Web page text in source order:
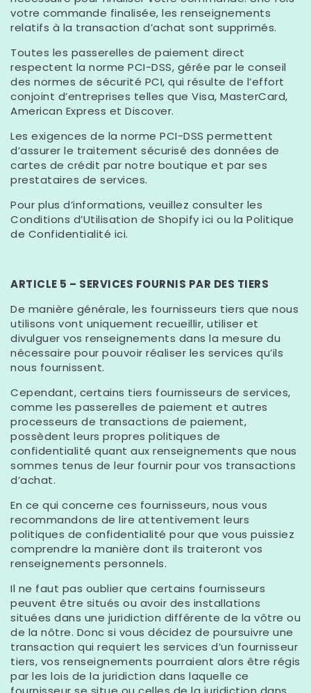
votre commande finalisée, les renseignements
relatifs à la transaction d’achat sont supprimés.
Toutes les passerelles de paiement direct
respectent la norme PCI-DSS, gérée par le conseil
des normes de sécurité PCI, qui résulte de l’effort
conjoint d’entreprises telles que Visa, MasterCard,
American Express et Discover.
Les exigences de la norme PCI-DSS permettent
d’assurer le traitement sécurisé des données de
cartes de crédit par notre boutique et par ses
prestataires de services.
Pour plus d’informations, veuillez consulter les
Conditions d’Utilisation de Shopify ici ou la Politique
de Confidentialité ici.
ARTICLE 5 – SERVICES FOURNIS PAR DES TIERS
De manière générale, les fournisseurs tiers que nous
utilisons vont uniquement recueillir, utiliser et
divulguer vos renseignements dans la mesure du
nécessaire pour pouvoir réaliser les services qu’ils
nous fournissent.
Cependant, certains tiers fournisseurs de services,
comme les passerelles de paiement et autres
processeurs de transactions de paiement,
possèdent leurs propres politiques de
confidentialité quant aux renseignements que nous
sommes tenus de leur fournir pour vos transactions
d’achat.
En ce qui concerne ces fournisseurs, nous vous
recommandons de lire attentivement leurs
politiques de confidentialité pour que vous puissiez
comprendre la manière dont ils traiteront vos
renseignements personnels.
Il ne faut pas oublier que certains fournisseurs
peuvent être situés ou avoir des installations
situées dans une juridiction différente de la vôtre ou
de la nôtre. Donc si vous décidez de poursuivre une
transaction qui requiert les services d’un fournisseur
tiers, vos renseignements pourraient alors être régis
par les lois de la juridiction dans laquelle ce